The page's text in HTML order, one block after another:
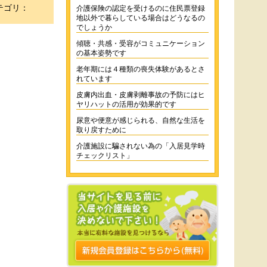
ゴリ：
介護保険の認定を受けるのに住民票登録
地以外で暮らしている場合はどうなるの
でしょうか
傾聴・共感・受容がコミュニケーション
の基本姿勢です
老年期には４種類の喪失体験があるとさ
れています
皮膚内出血・皮膚剥離事故の予防にはヒ
ヤリハットの活用が効果的です
尿意や便意が感じられる、自然な生活を
取り戻すために
介護施設に騙されない為の「入居見学時
チェックリスト」